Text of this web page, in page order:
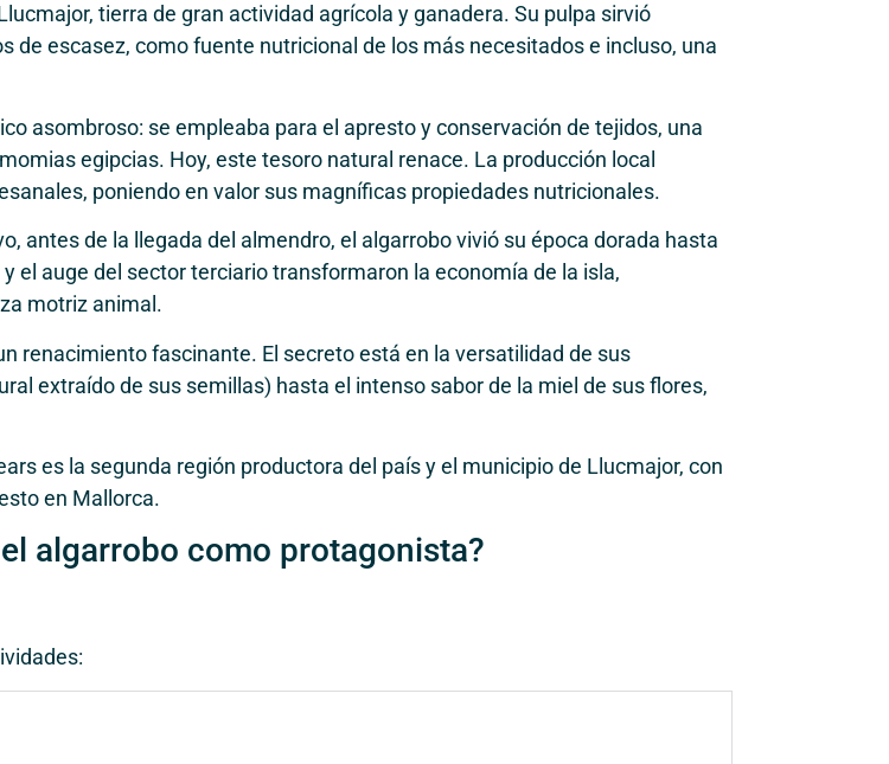
tierra de gran actividad agrícola y ganadera. Su pulpa sirvió
escasez, como fuente nutricional de los más necesitados e incluso, una
asombroso: se empleaba para el apresto y conservación de tejidos, una
egipcias. Hoy, este tesoro natural renace. La producción local
poniendo en valor sus magníficas propiedades nutricionales.
antes de la llegada del almendro, el algarrobo vivió su época dorada hasta
el auge del sector terciario transformaron la economía de la isla,
motriz animal.
renacimiento fascinante. El secreto está en la versatilidad de sus
extraído de sus semillas) hasta el intenso sabor de la miel de sus flores,
es la segunda región productora del país y el municipio de Llucmajor, con
en Mallorca.
algarrobo como protagonista?